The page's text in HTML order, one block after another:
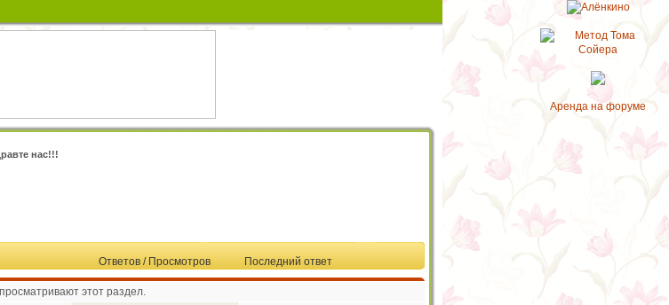
нас!!!
Ответов / Просмотров Последний ответ
этот раздел.
Аренда на форуме